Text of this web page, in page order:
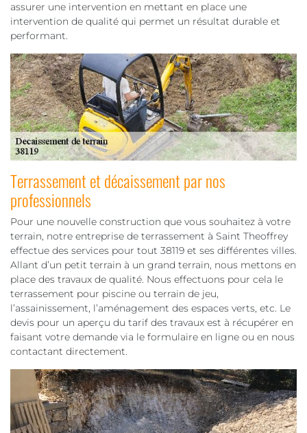
assurer une intervention en mettant en place une
intervention de qualité qui permet un résultat durable et
performant.
Terrassement et décaissement par nos
professionnels
Pour une nouvelle construction que vous souhaitez à votre
terrain, notre entreprise de terrassement à Saint Theoffrey
effectue des services pour tout 38119 et ses différentes villes.
Allant d’un petit terrain à un grand terrain, nous mettons en
place des travaux de qualité. Nous effectuons pour cela le
terrassement pour piscine ou terrain de jeu,
l’assainissement, l’aménagement des espaces verts, etc. Le
devis pour un aperçu du tarif des travaux est à récupérer en
faisant votre demande via le formulaire en ligne ou en nous
contactant directement.